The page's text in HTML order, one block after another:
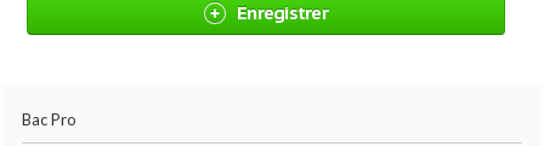
Enregistrer
Bac Pro